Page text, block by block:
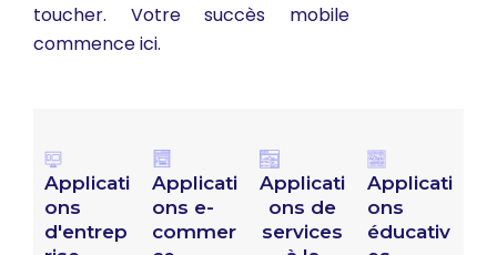
toucher. Votre succès mobile
commence ici.
Applicati
ons
d'entrep
Applicati
ons e-
commer
Applicati
ons de
services
Applicati
ons
éducativ